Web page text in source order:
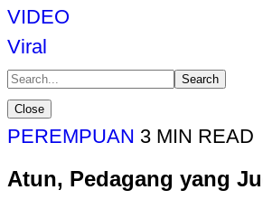
VIDEO
Viral
Search
Close
PEREMPUAN 3 MIN READ
Atun, Pedagang yang